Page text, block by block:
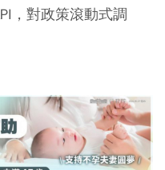
，對政策滾動式調